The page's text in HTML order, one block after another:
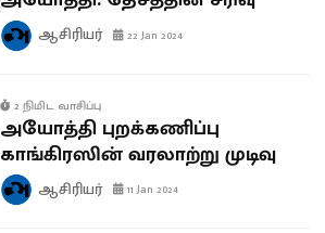
ஆசிரியர் 22 Jan 2024
2 நிமிட வாசிப்பு
அயோத்தி புறக்கணிப்பு
காங்கிரஸின் வரலாற்று முடிவு
ஆசிரியர் 11 Jan 2024